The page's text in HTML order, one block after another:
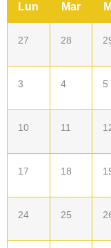
Lun Mar
27 28
3 4 5
10 11
17 18
24 25